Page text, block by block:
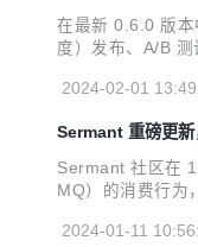
在最新 0.6.0 版本
度）发布、A/B 测
2024-02-01
Sermant 重磅更
Sermant 社区在
MQ）的消费行为
2024-01-11